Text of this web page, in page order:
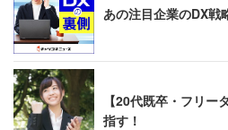
あの注目企業のDX戦
【20代既卒・フリー
指す！